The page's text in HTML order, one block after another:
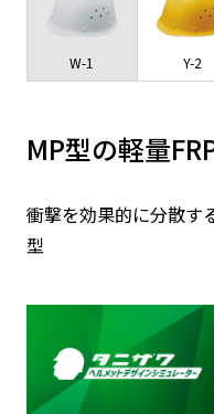
W-1 Y-2
MP型の軽量
衝撃を効果的に分散す
型